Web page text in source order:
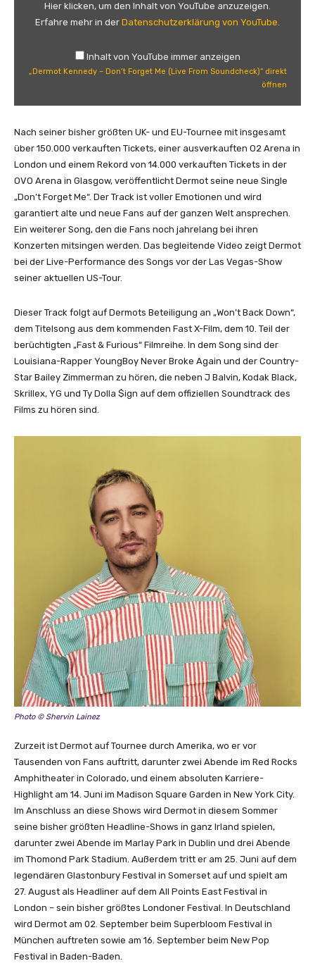
d
y
–
D
o
n
’
t
F
o
g
e
t
M
e
(
L
v
“
o
n
Y
o
u
T
u
b
e
a
n
z
e
i
Hier klicken, um den Inhalt von YouTube anzuzeigen.
Erfahre mehr in der Datenschutzerklärung von YouTube.
Inhalt von YouTube immer anzeigen
„Dermot Kennedy – Don’t Forget Me (Live From Soundcheck)“ direkt
öffnen
Nach seiner bisher größten UK- und EU-Tournee mit insgesamt
über 150.000 verkauften Tickets, einer ausverkauften O2 Arena in
London und einem Rekord von 14.000 verkauften Tickets in der
OVO Arena in Glasgow, veröffentlicht Dermot seine neue Single
„Don’t Forget Me“. Der Track ist voller Emotionen und wird
garantiert alte und neue Fans auf der ganzen Welt ansprechen.
Ein weiterer Song, den die Fans noch jahrelang bei ihren
Konzerten mitsingen werden. Das begleitende Video zeigt Dermot
bei der Live-Performance des Songs vor der Las Vegas-Show
seiner aktuellen US-Tour.
Dieser Track folgt auf Dermots Beteiligung an „Won’t Back Down“,
dem Titelsong aus dem kommenden Fast X-Film, dem 10. Teil der
berüchtigten „Fast & Furious“ Filmreihe. In dem Song sind der
Louisiana-Rapper YoungBoy Never Broke Again und der Country-
Star Bailey Zimmerman zu hören, die neben J Balvin, Kodak Black,
Skrillex, YG und Ty Dolla $ign auf dem offiziellen Soundtrack des
Films zu hören sind.
Photo © Shervin Lainez
Zurzeit ist Dermot auf Tournee durch Amerika, wo er vor
Tausenden von Fans auftritt, darunter zwei Abende im Red Rocks
Amphitheater in Colorado, und einem absoluten Karriere-
Highlight am 14. Juni im Madison Square Garden in New York City.
Im Anschluss an diese Shows wird Dermot in diesem Sommer
seine bisher größten Headline-Shows in ganz Irland spielen,
darunter zwei Abende im Marlay Park in Dublin und drei Abende
im Thomond Park Stadium. Außerdem tritt er am 25. Juni auf dem
legendären Glastonbury Festival in Somerset auf und spielt am
27. August als Headliner auf dem All Points East Festival in
London – sein bisher größtes Londoner Festival. In Deutschland
wird Dermot am 02. September beim Superbloom Festival in
München auftreten sowie am 16. September beim New Pop
Festival in Baden-Baden.